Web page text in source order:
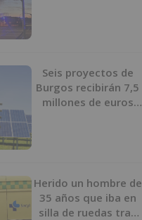
Seis proyectos de
Burgos recibirán 7,5
millones de euros
Herido un hombre de
35 años que iba en
silla de ruedas tras